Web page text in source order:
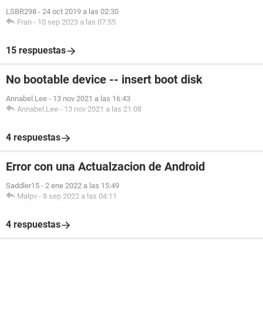
LSBR298 - 24 oct 2019 a las 02:30
Fran - 10 sep 2023 a las 07:55
15 respuestas
No bootable device -- insert boot disk
Annabel.Lee - 13 nov 2021 a las 16:43
Annabel.Lee - 13 nov 2021 a las 21:08
4 respuestas
Error con una Actualzacion de Android
Saddler15 - 2 ene 2022 a las 15:49
Malpv - 8 sep 2022 a las 04:11
4 respuestas